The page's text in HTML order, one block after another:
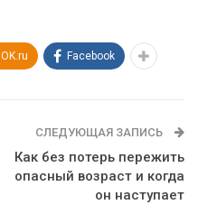
OK.ru Facebook
СЛЕДУЮЩАЯ ЗАПИСЬ
Как без потерь пережить
опасный возраст и когда
он наступает